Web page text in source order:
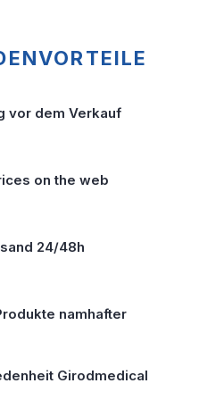
vor dem Verkauf
on the web
24/48h
namhafter
Girodmedical